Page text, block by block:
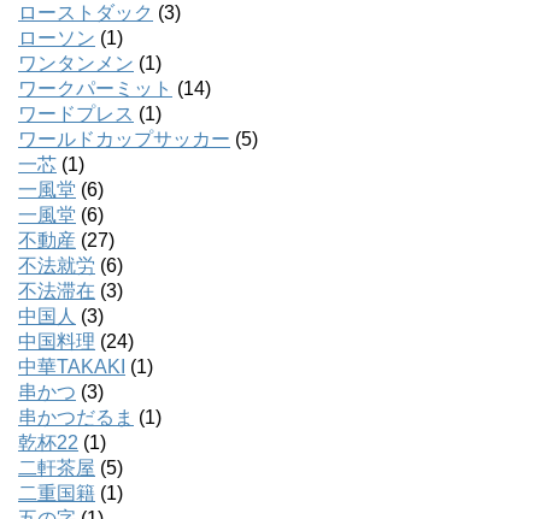
ローストダック (3)
ローソン (1)
ワンタンメン (1)
ワークパーミット (14)
ワードプレス (1)
ワールドカップサッカー (5)
一芯 (1)
一風堂 (6)
一風堂 (6)
不動産 (27)
不法就労 (6)
不法滞在 (3)
中国人 (3)
中国料理 (24)
中華TAKAKI (1)
串かつ (3)
串かつだるま (1)
乾杯22 (1)
二軒茶屋 (5)
二重国籍 (1)